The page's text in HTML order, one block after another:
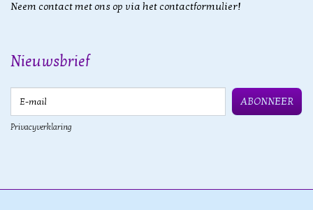
Neem contact met ons op via het contactformulier!
Nieuwsbrief
ABONNEER
Privacyverklaring